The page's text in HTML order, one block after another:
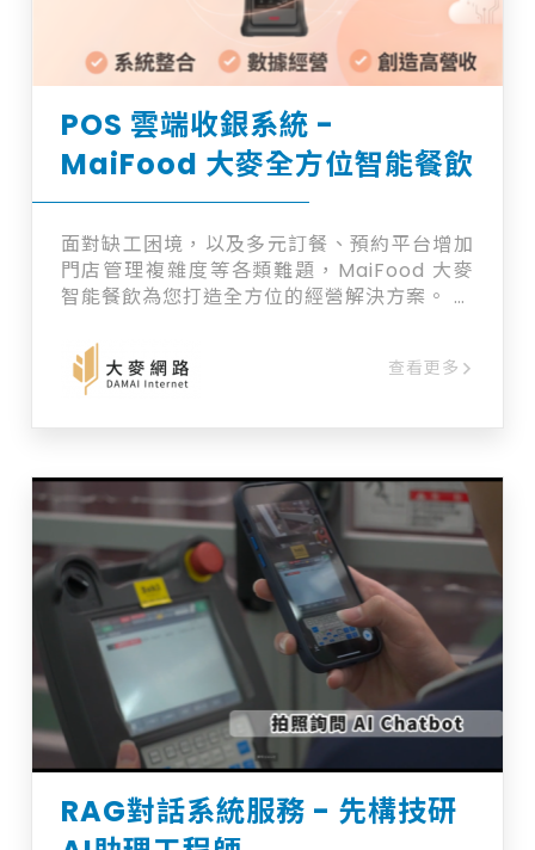
POS 雲端收銀系統 -
MaiFood 大麥全方位智能餐飲
面對缺工困境，以及多元訂餐、預約平台增加
門店管理複雜度等各類難題，MaiFood 大麥
智能餐飲為您打造全方位的經營解決方案。 以
系統模組，包含：LINE 線上訂餐、掃碼點餐、
聚客行銷、餐廳控位、會員儲值、取餐叫號及
KDS 餐飲廚控系統，並提供串接多元金流、餐
【活用服務人力】簡化門店營運流程，讓人力
更專注於顧客體驗與關係經營。 【精準數據經
營】打破憑感覺經營的盲點，掌握關鍵數據即
時分析，打造更具韌性的營運模式。 【深化會
員經營】快速累積品牌會員，搭配多元行銷方
案，鞏固消費習慣，創造高回流。 MaiFood
大麥智能餐飲系統靈活彈性，各系統既可以獨
立使用，也可視店家營運需求整合使用，適用
於各式餐飲規模的品牌與店型。 ➢ 選擇大麥
迎向大賣，累積超過 6,000 店口碑好評推
薦！
查看更多
RAG對話系統服務 - 先構技研